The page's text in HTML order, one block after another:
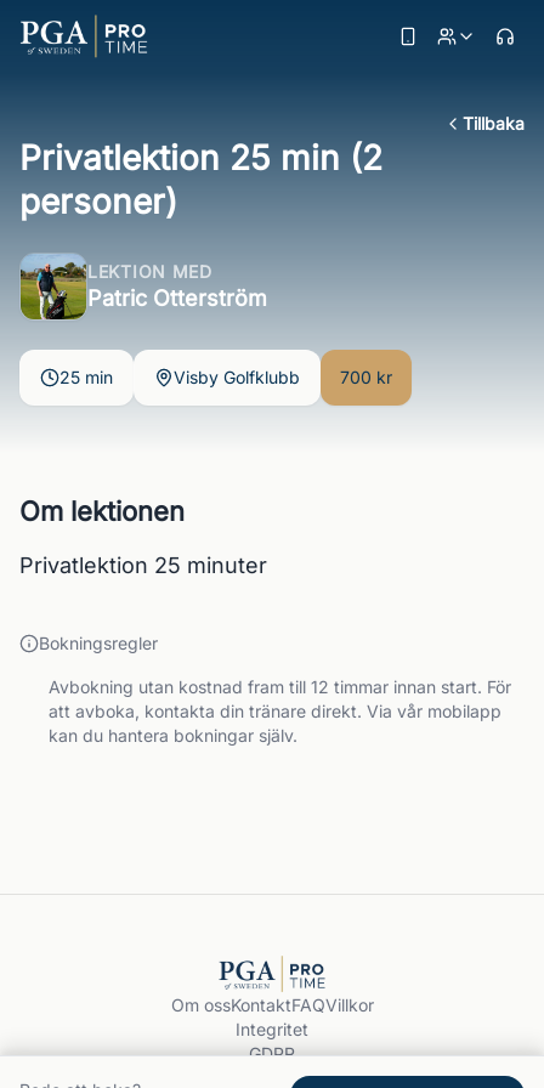
Tillbaka
Privatlektion 25 min (2
personer)
LEKTION MED
Patric Otterström
25 min Visby Golfklubb 700 kr
Om lektionen
Privatlektion 25 minuter
Bokningsregler
Avbokning utan kostnad fram till 12 timmar innan start. För
att avboka, kontakta din tränare direkt. Via vår mobilapp
kan du hantera bokningar själv.
Om ossKontaktFAQVillkor
Integritet
GDPR
Boka träning